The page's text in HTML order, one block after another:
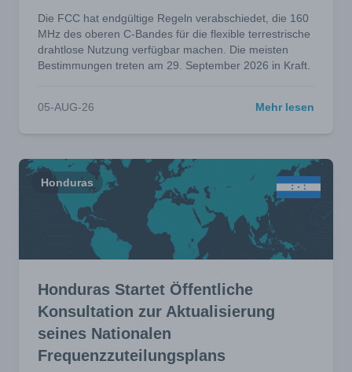
Die FCC hat endgültige Regeln verabschiedet, die 160
MHz des oberen C-Bandes für die flexible terrestrische
drahtlose Nutzung verfügbar machen. Die meisten
Bestimmungen treten am 29. September 2026 in Kraft.
05-AUG-26 Mehr lesen
Honduras
Honduras Startet Öffentliche
Konsultation zur Aktualisierung
seines Nationalen
Frequenzzuteilungsplans